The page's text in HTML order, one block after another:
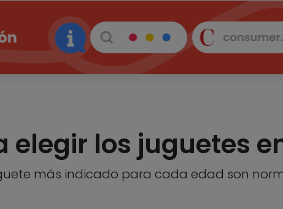
elegir los juguetes
más indicado para cada edad son